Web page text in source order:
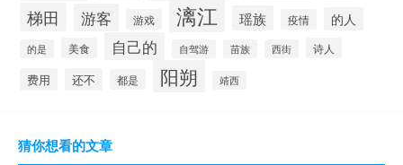
梯田 游客 游戏 漓江 瑶族 疫情 的人
的是 美食 自己的 自驾游 苗族 西街 诗人
费用 还不 都是 阳朔 靖西
猜你想看的文章